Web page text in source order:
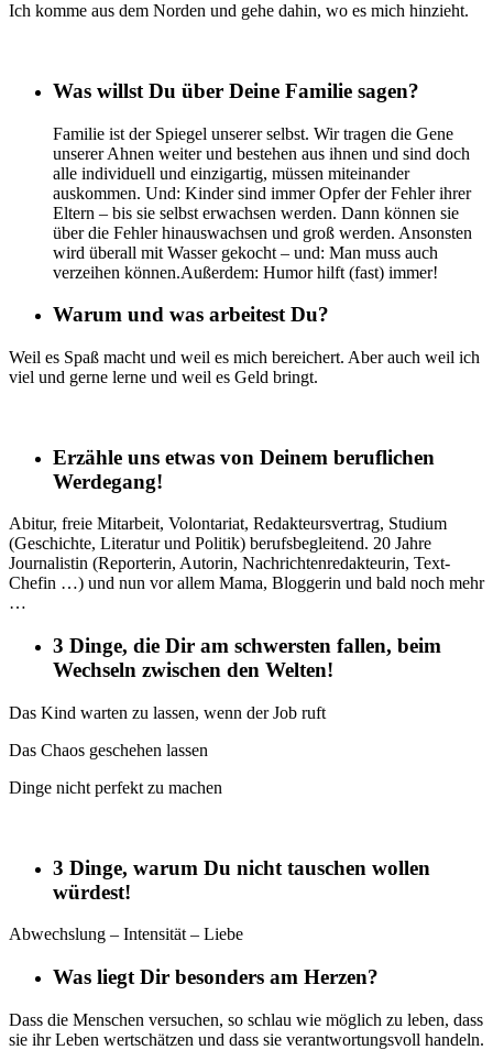
Ich komme aus dem Norden und gehe dahin, wo es mich hinzieht.
Was willst Du über Deine Familie sagen?
Familie ist der Spiegel unserer selbst. Wir tragen die Gene
unserer Ahnen weiter und bestehen aus ihnen und sind doch
alle individuell und einzigartig, müssen miteinander
auskommen. Und: Kinder sind immer Opfer der Fehler ihrer
Eltern – bis sie selbst erwachsen werden. Dann können sie
über die Fehler hinauswachsen und groß werden. Ansonsten
wird überall mit Wasser gekocht – und: Man muss auch
verzeihen können.Außerdem: Humor hilft (fast) immer!
Warum und was arbeitest Du?
Weil es Spaß macht und weil es mich bereichert. Aber auch weil ich
viel und gerne lerne und weil es Geld bringt.
Erzähle uns etwas von Deinem beruflichen
Werdegang!
Abitur, freie Mitarbeit, Volontariat, Redakteursvertrag, Studium
(Geschichte, Literatur und Politik) berufsbegleitend. 20 Jahre
Journalistin (Reporterin, Autorin, Nachrichtenredakteurin, Text-
Chefin …) und nun vor allem Mama, Bloggerin und bald noch mehr
…
3 Dinge, die Dir am schwersten fallen, beim
Wechseln zwischen den Welten!
Das Kind warten zu lassen, wenn der Job ruft
Das Chaos geschehen lassen
Dinge nicht perfekt zu machen
3 Dinge, warum Du nicht tauschen wollen
würdest!
Abwechslung – Intensität – Liebe
Was liegt Dir besonders am Herzen?
Dass die Menschen versuchen, so schlau wie möglich zu leben, dass
sie ihr Leben wertschätzen und dass sie verantwortungsvoll handeln.